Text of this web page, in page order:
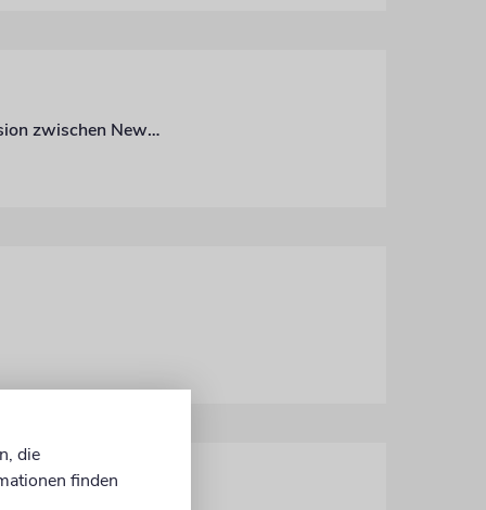
In »Hit & Run« schicken die Macher von »Fauda« einen trauernden Mann auf eine Mission zwischen New York und Tel Aviv
die
finden